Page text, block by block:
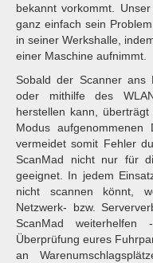
bekannt vorkommt.
ganz einfach sein
in seiner Werkshalle,
einer Maschine aufnimmt.
Sobald der Scanner ans
oder mithilfe des
herstellen kann,
Modus
vermeidet somit Fehler
ScanMad nicht nur für
geeignet. In jedem
nicht scannen könnt,
Netzwerk- bzw.
ScanMad
Überprüfung eures
an